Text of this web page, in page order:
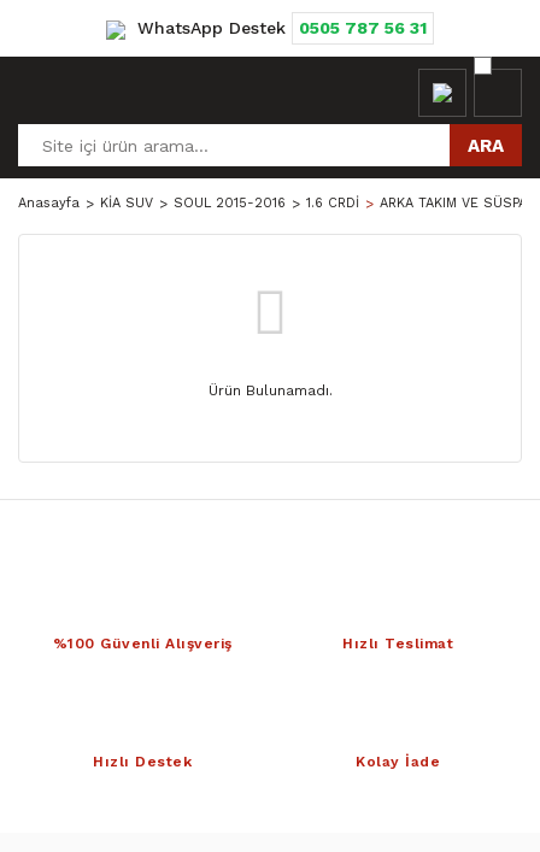
WhatsApp Destek 0505 787 56 31
ARA
Anasayfa KİA SUV SOUL 2015-2016 1.6 CRDİ ARKA TAKIM VE
Ürün Bulunamadı.
%100 Güvenli Alışveriş Hızlı Teslimat
Hızlı Destek Kolay İade